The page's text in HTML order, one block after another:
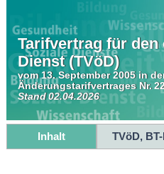
Tarifvertrag für
Dienst (TVöD)
vom 13. September 2005 in
Änderungstarifvertrages Nr.
Stand 02.04.2026
Inhalt TVöD,